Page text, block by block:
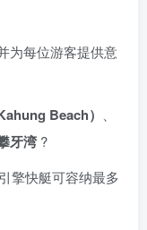
为每位游客提供意
Beach）
牙湾 ?️
擎快艇可容纳最多